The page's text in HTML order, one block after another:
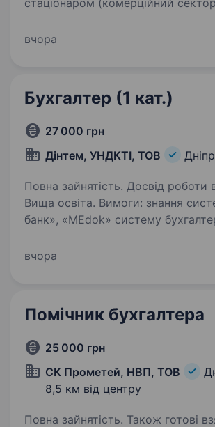
стаціонаром (комерційний
Дніпро. Запрошуємо до нашої
вчора
Бухгалтер (1 кат.)
27 000 грн
Дінтем, УНДКТІ, ТОВ
Повна зайнятість. Досвід роботи
Вища освіта. Вимоги: знання системи «Клієнт-
банк», «МЕdok» систему
років, в/ о- профільна освіта (економіка
вчора
Помічник бухгалтера
25 000 грн
СК Прометей, НВП, ТОВ
8,5 км від центру
Повна зайнятість. Також готові